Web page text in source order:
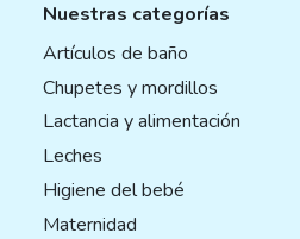
Nuestras categorías
Artículos de baño
Chupetes y mordillos
Lactancia y alimentación
Leches
Higiene del bebé
Maternidad